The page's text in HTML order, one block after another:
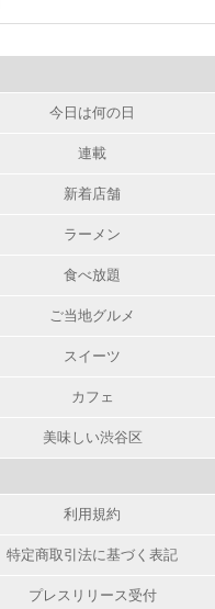
今日は何の日
連載
新着店舗
ラーメン
食べ放題
ご当地グルメ
スイーツ
カフェ
美味しい渋谷区
利用規約
特定商取引法に基づく表記
プレスリリース受付